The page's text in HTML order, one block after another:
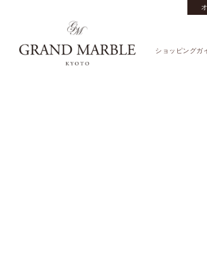
ショッピングガ